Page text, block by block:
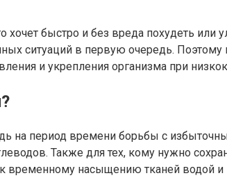
быстро и без вреда похудеть
ситуаций в первую очередь. Поэтому
и укрепления организма при
на период времени борьбы с
Также для тех, кому нужно
к временному насыщению тканей водой